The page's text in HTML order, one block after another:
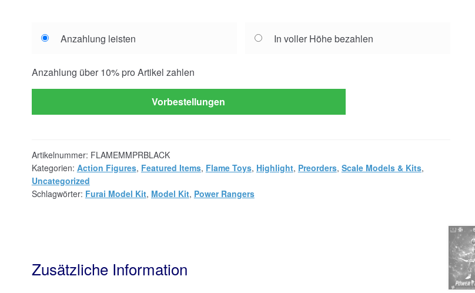
your
option
Anzahlung leisten In voller Höhe bezahlen
Anzahlung über 10%pro Artikel zahlen
Vorbestellungen
Artikelnummer: FLAMEMMPRBLACK
Kategorien: Action Figures, Featured Items, Flame Toys, Highlight, Preorders, Scale Models & Kits,
Uncategorized
Schlagwörter: Furai Model Kit, Model Kit, Power Rangers
Zusätzliche Information